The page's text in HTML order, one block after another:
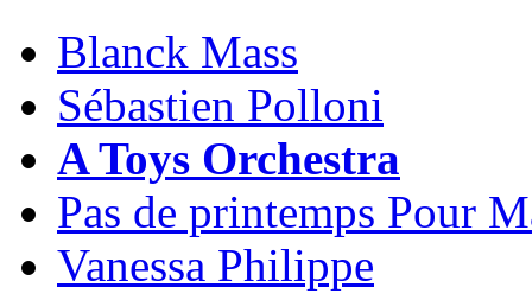
Blanck Mass
Sébastien Polloni
A Toys Orchestra
Pas de printemps Pour
Vanessa Philippe